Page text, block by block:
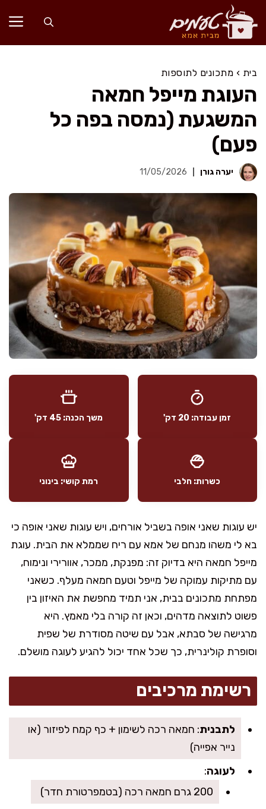
לדלג
לתוכן
בית › מתכונים לתוספות
העוגת מייפל חמאה
המשגעת (נמסה בפה כל
פעם)
יערה גורן 11/05/2026
זמן עבודה: 20 דק' משך הכנה: 45 דק'
כשרות: חלבי רמת קושי: בינוני
יש עוגות שאני אופה בשביל אורחים, ויש עוגות שאני אופה כי
בא לי משהו מנחם של אמא עם ריח שממלא את הבית. עוגת
מייפל חמאה היא בדיוק זה: מפנקת, ממכר, אוורירי ונימוח,
עם מתיקות עמוקה של מייפל וטעם חמאה מעלף. כשאני
מפתחת מתכונים בבית, אני תמיד מחפשת את האיזון בין
פשוט לתוצאה מדהים, וכאן זה קורה בלי מאמץ. היא
מרגישה של סבתא, אבל עם שיטה מסודרת של שפית
וסופרת קולינרית, כך שכל אחד יכול להגיע לעוגה מושלם.
רשימת מרכיבים
לתבנית: חמאה רכה לשימון + כף קמח לפיזור (או
נייר אפייה)
לעוגה:
200 גרם חמאה רכה (בטמפרטורת חדר)